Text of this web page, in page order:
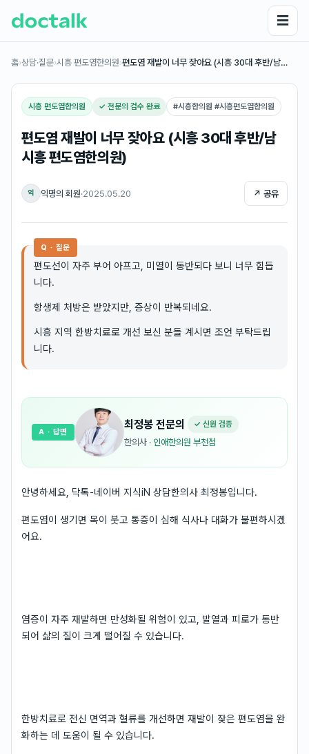
☰
홈›상담·질문›시흥 편도염한의원›편도염 재발이 너무 잦아요 (시흥 30대 후반/남…
시흥 편도염한의원 ✓ 전문의 검수 완료 #시흥한의원 #시흥편도염한의원
편도염 재발이 너무 잦아요 (시흥 30대 후반/남
시흥 편도염한의원)
익 익명의 회원·2025.05.20 ↗ 공유
Q · 질문
편도선이 자주 부어 아프고, 미열이 동반되다 보니 너무 힘듭
니다.
항생제 처방은 받았지만, 증상이 반복되네요.
시흥 지역 한방치료로 개선 보신 분들 계시면 조언 부탁드립
니다.
최정봉 전문의 ✓ 신원 검증
한의사 · 인애한의원 부천점
A · 답변
안녕하세요, 닥톡-네이버 지식iN 상담한의사 최정봉입니다.
편도염이 생기면 목이 붓고 통증이 심해 식사나 대화가 불편하시겠
어요.
염증이 자주 재발하면 만성화될 위험이 있고, 발열과 피로가 동반
되어 삶의 질이 크게 떨어질 수 있습니다.
한방치료로 전신 면역과 혈류를 개선하면 재발이 잦은 편도염을 완
화하는 데 도움이 될 수 있습니다.